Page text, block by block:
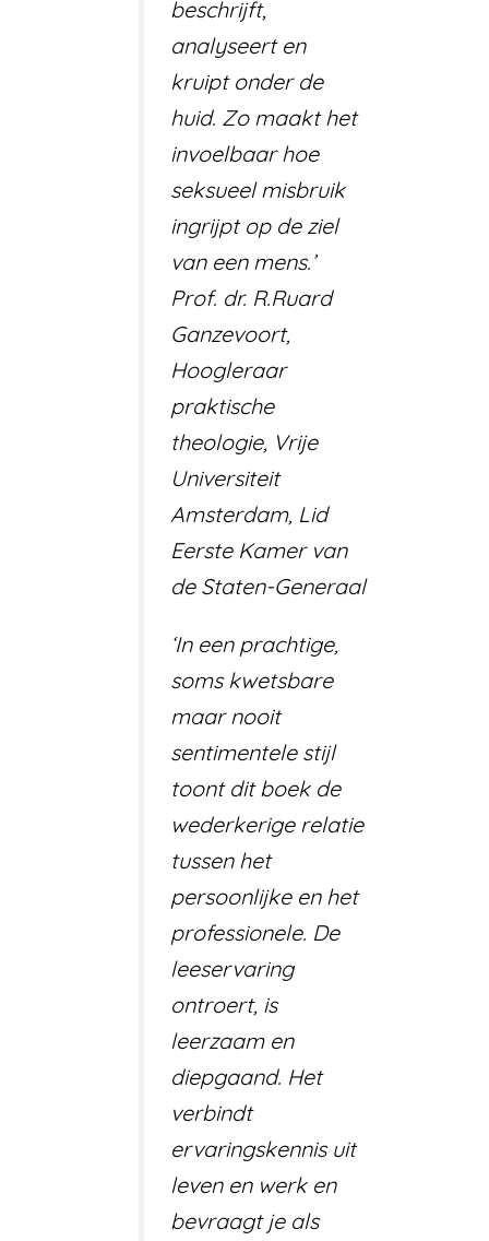
beschrijft,
analyseert en
kruipt onder de
huid. Zo maakt het
invoelbaar hoe
seksueel misbruik
ingrijpt op de ziel
van een mens.’
Prof. dr. R.Ruard
Ganzevoort,
Hoogleraar
praktische
theologie, Vrije
Universiteit
Amsterdam, Lid
Eerste Kamer van
de Staten-Generaal
‘In een prachtige,
soms kwetsbare
maar nooit
sentimentele stijl
toont dit boek de
wederkerige relatie
tussen het
persoonlijke en het
professionele. De
leeservaring
ontroert, is
leerzaam en
diepgaand. Het
verbindt
ervaringskennis uit
leven en werk en
bevraagt je als